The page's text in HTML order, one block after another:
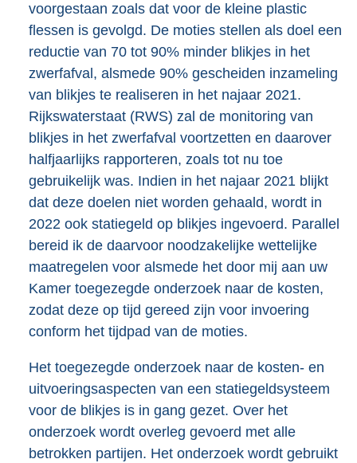
voorgestaan zoals dat voor de kleine plastic
flessen is gevolgd. De moties stellen als doel een
reductie van 70 tot 90% minder blikjes in het
zwerfafval, alsmede 90% gescheiden inzameling
van blikjes te realiseren in het najaar 2021.
Rijkswaterstaat (RWS) zal de monitoring van
blikjes in het zwerfafval voortzetten en daarover
halfjaarlijks rapporteren, zoals tot nu toe
gebruikelijk was. Indien in het najaar 2021 blijkt
dat deze doelen niet worden gehaald, wordt in
2022 ook statiegeld op blikjes ingevoerd. Parallel
bereid ik de daarvoor noodzakelijke wettelijke
maatregelen voor alsmede het door mij aan uw
Kamer toegezegde onderzoek naar de kosten,
zodat deze op tijd gereed zijn voor invoering
conform het tijdpad van de moties.
Het toegezegde onderzoek naar de kosten- en
uitvoeringsaspecten van een statiegeldsysteem
voor de blikjes is in gang gezet. Over het
onderzoek wordt overleg gevoerd met alle
betrokken partijen. Het onderzoek wordt gebruikt